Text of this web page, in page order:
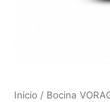
Inicio / Bocina